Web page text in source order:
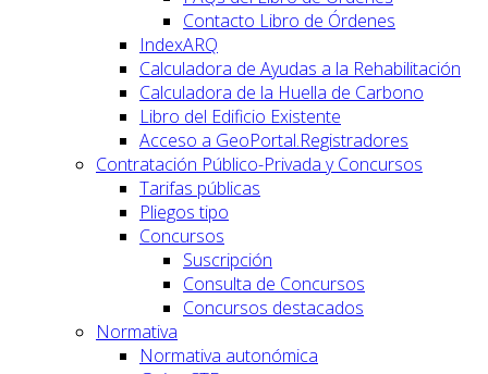
Contacto Libro de Órdenes
IndexARQ
Calculadora de Ayudas a la Rehabilitación
Calculadora de la Huella de Carbono
Libro del Edificio Existente
Acceso a GeoPortal.Registradores
Contratación Público-Privada y Concursos
Tarifas públicas
Pliegos tipo
Concursos
Suscripción
Consulta de Concursos
Concursos destacados
Normativa
Normativa autonómica